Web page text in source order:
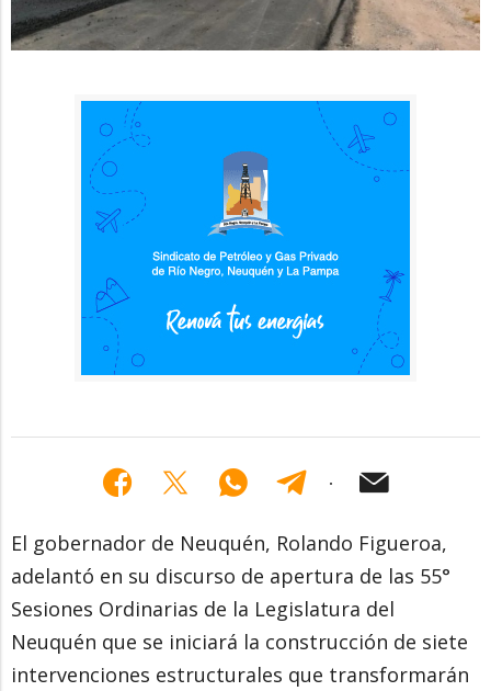
El gobernador de Neuquén, Rolando Figueroa,
adelantó en su discurso de apertura de las 55°
Sesiones Ordinarias de la Legislatura del
Neuquén que se iniciará la construcción de siete
intervenciones estructurales que transformarán